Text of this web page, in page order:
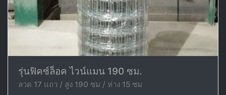
รุ่นฟิคซ์ล็อค ไวน์แมน 190 ซม.
ลวด 17 แถว / สูง 190 ซม / ห่าง 15 ซม